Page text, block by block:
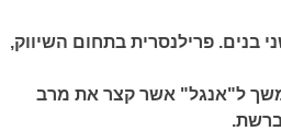
ואם לשני בנים. פרילנסרית בתחום השיווק,
ל"אנגל" אשר קצר את מרב
ברשת.